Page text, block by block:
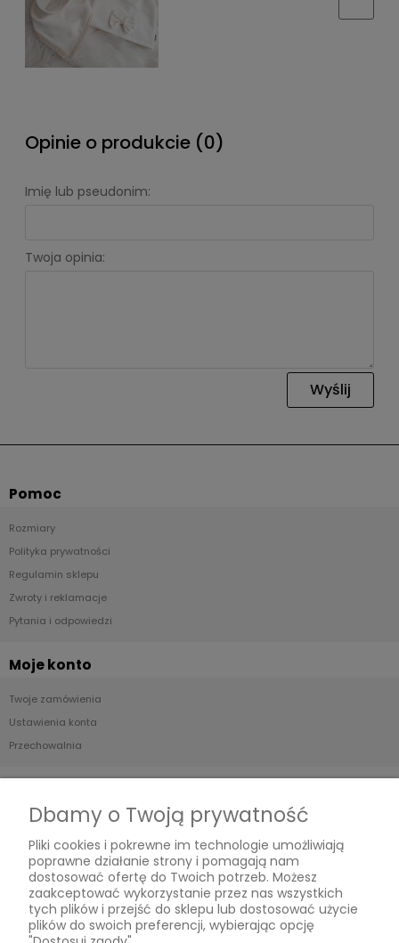
Opinie o produkcie (0)
Imię lub pseudonim:
Twoja opinia:
Wyślij
Pomoc
Rozmiary
Polityka prywatności
Regulamin sklepu
Zwroty i reklamacje
Pytania i odpowiedzi
Moje konto
Twoje zamówienia
Ustawienia konta
Przechowalnia
Formy płatności
Czas i koszty dostawy
Czas realizacji zamówienia
Informacje
Dbamy o Twoją prywatność
Pliki cookies i pokrewne im technologie umożliwiają
poprawne działanie strony i pomagają nam
dostosować ofertę do Twoich potrzeb. Możesz
zaakceptować wykorzystanie przez nas wszystkich
tych plików i przejść do sklepu lub dostosować użycie
plików do swoich preferencji, wybierając opcję